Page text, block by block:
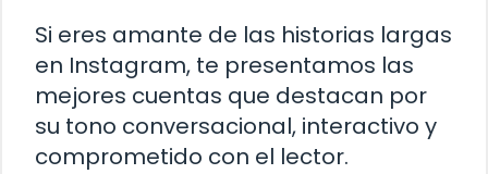
Si eres amante de las historias largas
en Instagram, te presentamos las
mejores cuentas que destacan por
su tono conversacional, interactivo y
comprometido con el lector.